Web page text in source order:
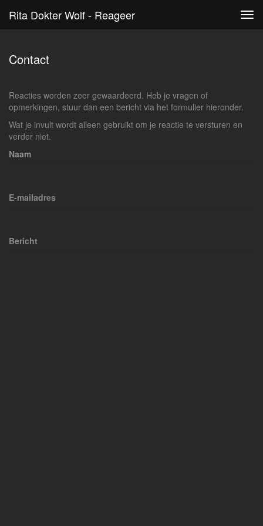
Rita Dokter Wolf - Reageer
Contact
Reacties worden zeer gewaardeerd. Heb je vragen of
opmerkingen, stuur dan een bericht via het formulier hieronder.
Wat je invult wordt alleen gebruikt om je reactie te versturen en
verder niet.
Naam
E-mailadres
Bericht